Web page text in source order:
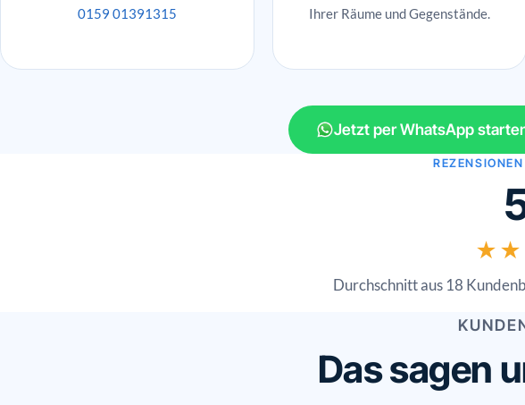
0159 01391315
Ihrer Räume und Gegenstände.
Jetzt per WhatsApp
Durchschnitt aus 18
Das sagen